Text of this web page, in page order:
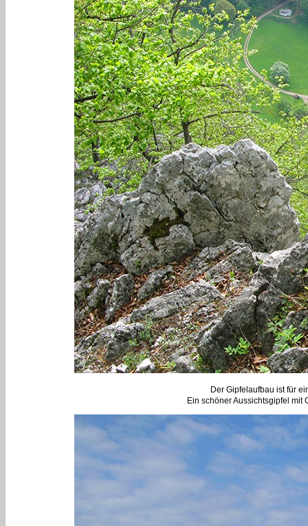
Der Gipfelaufbau ist für
Ein schöner Aussichtsgipfel